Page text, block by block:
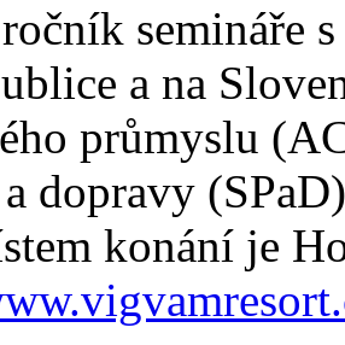
semináře
a na
průmyslu
dopravy
konání je